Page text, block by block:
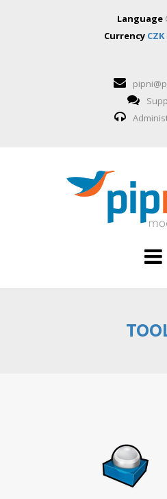
Language
Currency CZK
OVERVIEW
REGISTRATION
OVERVIEW